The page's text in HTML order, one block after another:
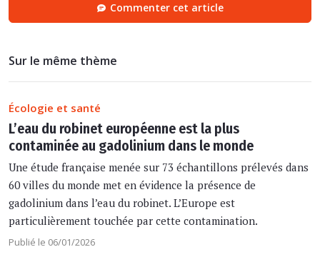
Commenter cet article
Sur le même thème
Écologie et santé
L’eau du robinet européenne est la plus
contaminée au gadolinium dans le monde
Une étude française menée sur 73 échantillons prélevés dans
60 villes du monde met en évidence la présence de
gadolinium dans l’eau du robinet. L’Europe est
particulièrement touchée par cette contamination.
Publié le 06/01/2026